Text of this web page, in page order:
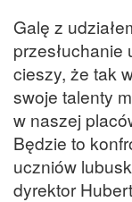
Galę z
przesłuchanie
cieszy, że tak
swoje talenty
w naszej
Będzie to
uczniów
dyrektor